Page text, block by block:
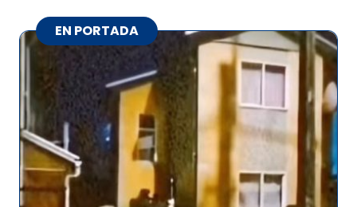
EN PORTADA